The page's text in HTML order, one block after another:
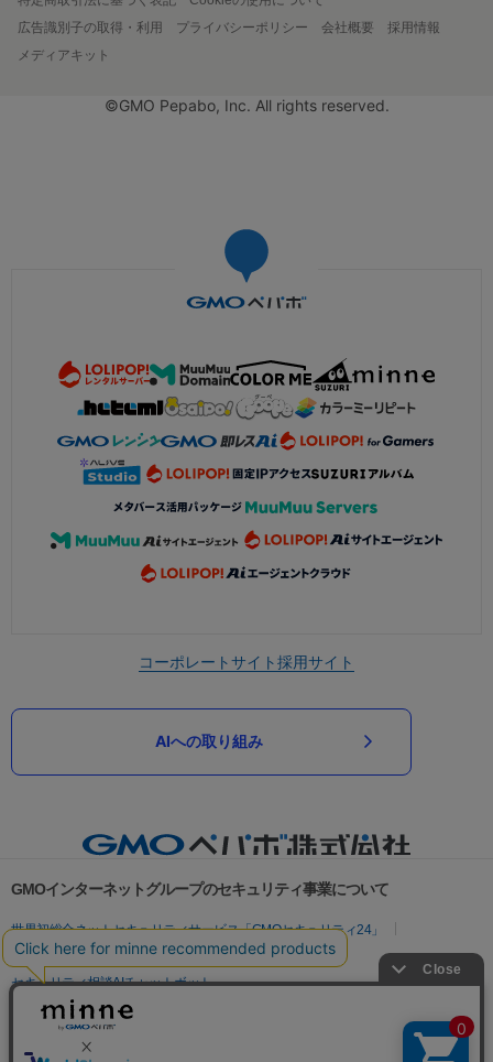
広告識別子の取得・利用
プライバシーポリシー 会社概要
採用情報
メディアキット
©GMO Pepabo, Inc. All rights reserved.
コーポレートサイト採用サイト
AIへの取り組み
GMOインターネットグループのセキュリティ事業について
世界初総合ネットセキュリティサービス「GMOセキュリティ24」
パスワード漏洩診断
Webサイトリスク診断
セキュリティ相談AIチャットボット
実在証明・盗聴対策